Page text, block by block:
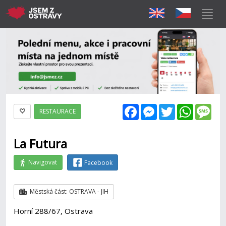
FacebookMessenger
Twitter
RESTAURACE
La Futura
Navigovat Facebook
Městská část: OSTRAVA - JIH
Horní 288/67, Ostrava